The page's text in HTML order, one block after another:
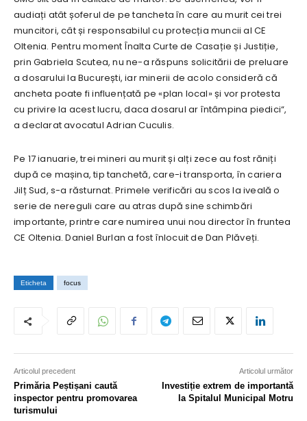
audiați atât șoferul de pe tancheta în care au murit cei trei
muncitori, cât și responsabilul cu protecția muncii al CE
Oltenia. Pentru moment Înalta Curte de Casație și Justiție,
prin Gabriela Scutea, nu ne-a răspuns solicitării de preluare
a dosarului la București, iar minerii de acolo consideră că
ancheta poate fi influențată pe «plan local» și vor protesta
cu privire la acest lucru, daca dosarul ar întâmpina piedici“,
a declarat avocatul Adrian Cuculis.
Pe 17 ianuarie, trei mineri au murit și alți zece au fost răniți
după ce mașina, tip tanchetă, care-i transporta, în cariera
Jilț Sud, s-a răsturnat. Primele verificări au scos la iveală o
serie de nereguli care au atras după sine schimbări
importante, printre care numirea unui nou director în fruntea
CE Oltenia. Daniel Burlan a fost înlocuit de Dan Plăveți.
Eticheta focus
Articolul precedent
Primăria Peștișani caută
inspector pentru promovarea
turismului
Articolul următor
Investiție extrem de importantă
la Spitalul Municipal Motru